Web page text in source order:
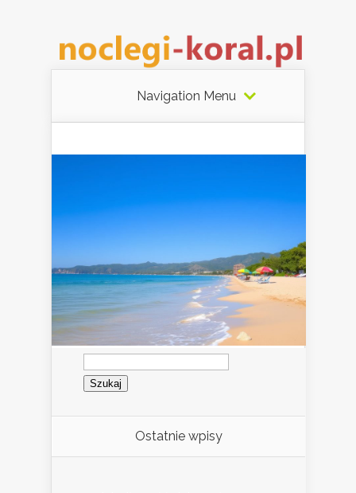
Navigation Menu
Szukaj:
Ostatnie wpisy